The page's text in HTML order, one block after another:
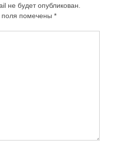
не будет опубликован.
помечены *